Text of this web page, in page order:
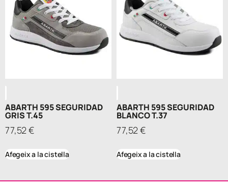
ABARTH 595 SEGURIDAD
GRIS T.45
77,52€
Afegeix a la cistella
ABARTH 595 SEGURIDAD
BLANCO T.37
77,52€
Afegeix a la cistella